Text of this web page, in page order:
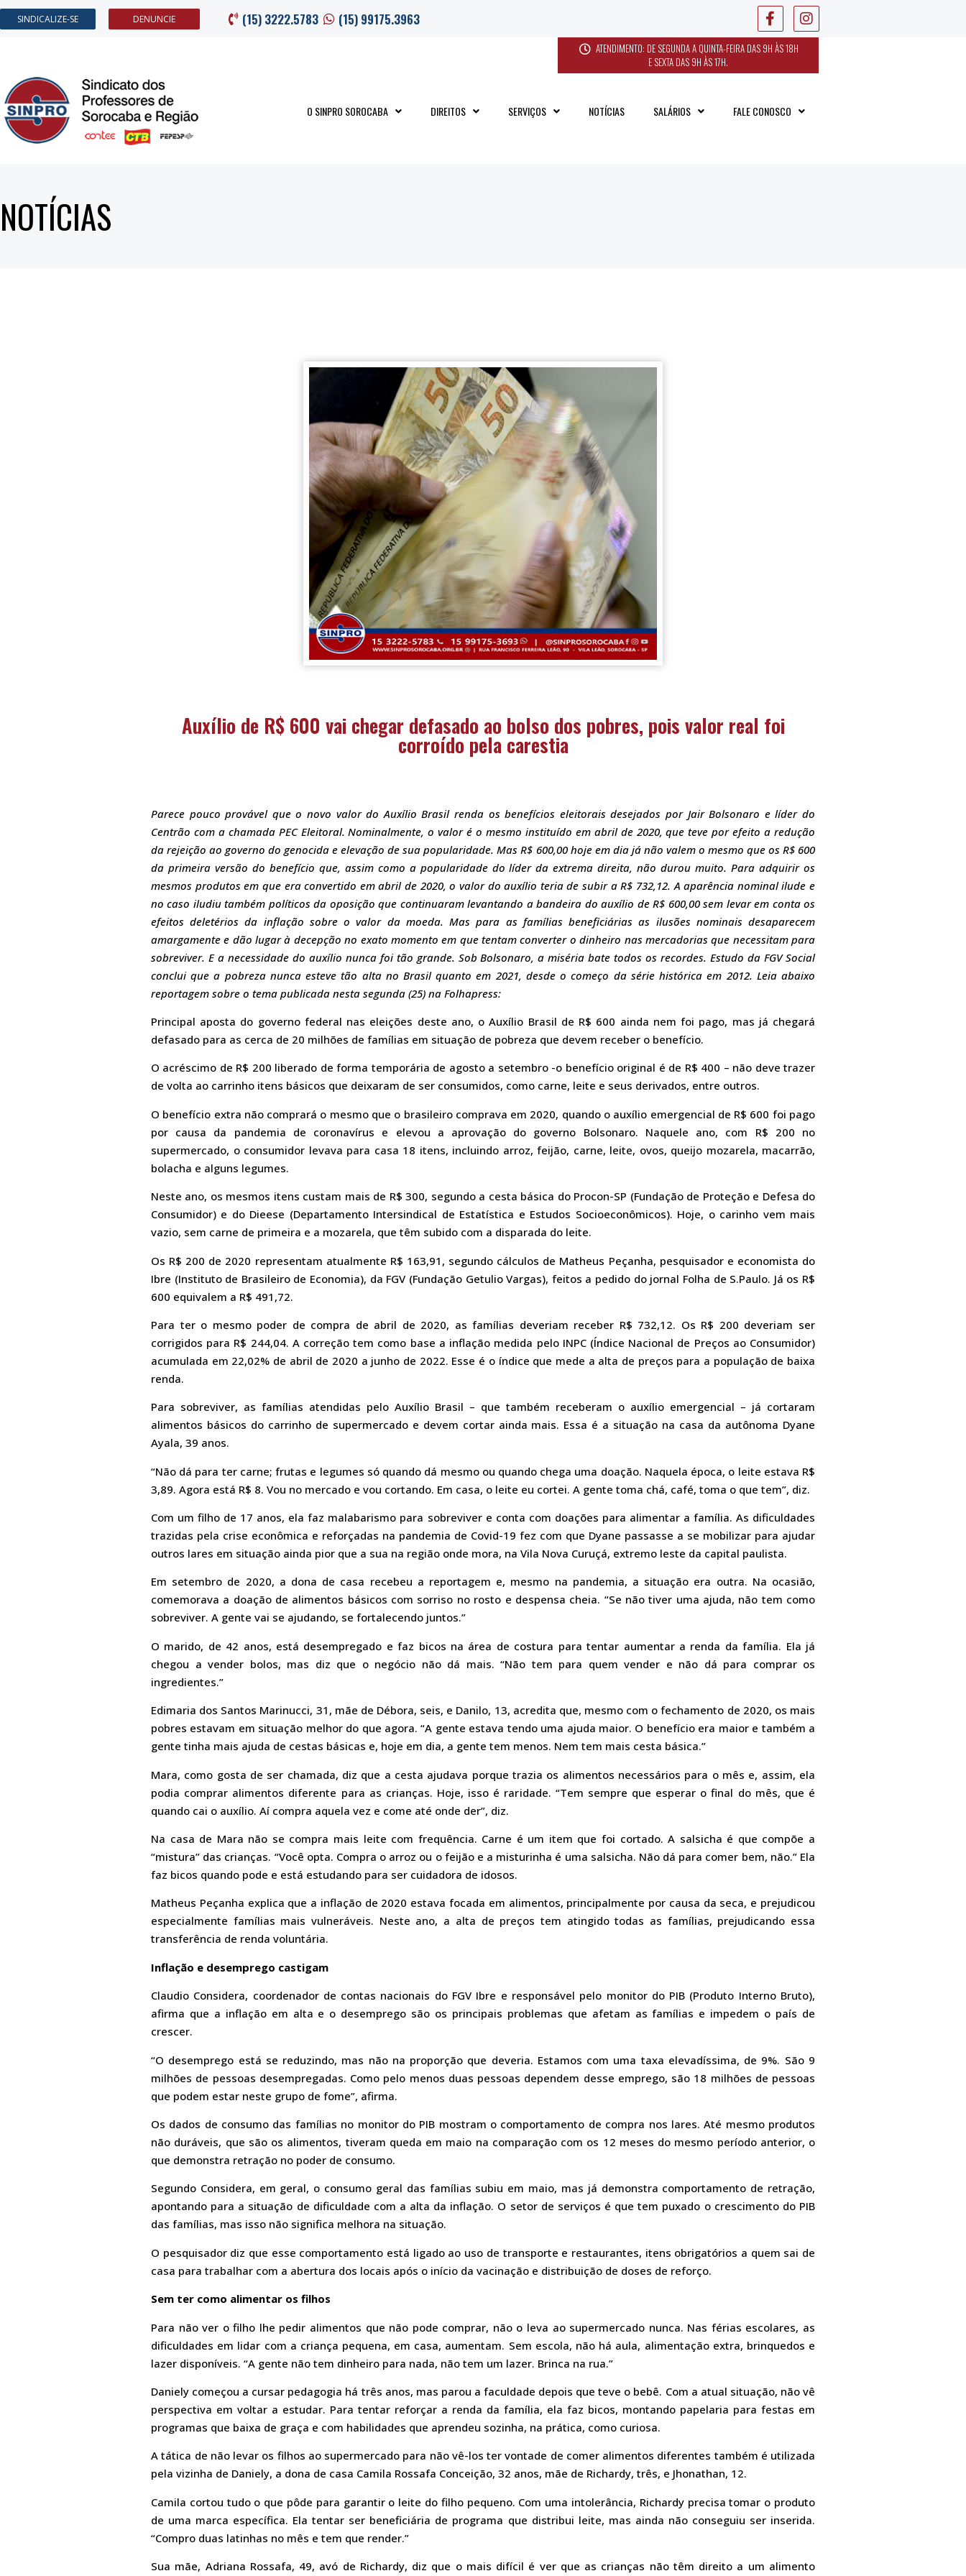
SINDICALIZE-SE DENUNCIE (15) 3222.5783 (15) 99175.3963
ATENDIMENTO: DE SEGUNDA A QUINTA-FEIRA DAS 9H ÀS 18H
E SEXTA DAS 9H ÀS 17H.
O SINPRO SOROCABA DIREITOS SERVIÇOS NOTÍCIAS SALÁRIOS FALE CONOSCO
NOTÍCIAS
Auxílio de R$ 600 vai chegar defasado ao bolso dos pobres, pois valor real foi
corroído pela carestia
Parece pouco provável que o novo valor do Auxílio Brasil renda os benefícios eleitorais desejados por Jair Bolsonaro e líder do
Centrão com a chamada PEC Eleitoral. Nominalmente, o valor é o mesmo instituído em abril de 2020, que teve por efeito a redução
da rejeição ao governo do genocida e elevação de sua popularidade. Mas R$ 600,00 hoje em dia já não valem o mesmo que os R$ 600
da primeira versão do benefício que, assim como a popularidade do líder da extrema direita, não durou muito. Para adquirir os
mesmos produtos em que era convertido em abril de 2020, o valor do auxílio teria de subir a R$ 732,12. A aparência nominal ilude e
no caso iludiu também políticos da oposição que continuaram levantando a bandeira do auxílio de R$ 600,00 sem levar em conta os
efeitos deletérios da inflação sobre o valor da moeda. Mas para as famílias beneficiárias as ilusões nominais desaparecem
amargamente e dão lugar à decepção no exato momento em que tentam converter o dinheiro nas mercadorias que necessitam para
sobreviver. E a necessidade do auxílio nunca foi tão grande. Sob Bolsonaro, a miséria bate todos os recordes. Estudo da FGV Social
conclui que a pobreza nunca esteve tão alta no Brasil quanto em 2021, desde o começo da série histórica em 2012. Leia abaixo
reportagem sobre o tema publicada nesta segunda (25) na Folhapress:
Principal aposta do governo federal nas eleições deste ano, o Auxílio Brasil de R$ 600 ainda nem foi pago, mas já chegará
defasado para as cerca de 20 milhões de famílias em situação de pobreza que devem receber o benefício.
O acréscimo de R$ 200 liberado de forma temporária de agosto a setembro -o benefício original é de R$ 400 – não deve trazer
de volta ao carrinho itens básicos que deixaram de ser consumidos, como carne, leite e seus derivados, entre outros.
O benefício extra não comprará o mesmo que o brasileiro comprava em 2020, quando o auxílio emergencial de R$ 600 foi pago
por causa da pandemia de coronavírus e elevou a aprovação do governo Bolsonaro. Naquele ano, com R$ 200 no
supermercado, o consumidor levava para casa 18 itens, incluindo arroz, feijão, carne, leite, ovos, queijo mozarela, macarrão,
bolacha e alguns legumes.
Neste ano, os mesmos itens custam mais de R$ 300, segundo a cesta básica do Procon-SP (Fundação de Proteção e Defesa do
Consumidor) e do Dieese (Departamento Intersindical de Estatística e Estudos Socioeconômicos). Hoje, o carinho vem mais
vazio, sem carne de primeira e a mozarela, que têm subido com a disparada do leite.
Os R$ 200 de 2020 representam atualmente R$ 163,91, segundo cálculos de Matheus Peçanha, pesquisador e economista do
Ibre (Instituto de Brasileiro de Economia), da FGV (Fundação Getulio Vargas), feitos a pedido do jornal Folha de S.Paulo. Já os R$
600 equivalem a R$ 491,72.
Para ter o mesmo poder de compra de abril de 2020, as famílias deveriam receber R$ 732,12. Os R$ 200 deveriam ser
corrigidos para R$ 244,04. A correção tem como base a inflação medida pelo INPC (Índice Nacional de Preços ao Consumidor)
acumulada em 22,02% de abril de 2020 a junho de 2022. Esse é o índice que mede a alta de preços para a população de baixa
renda.
Para sobreviver, as famílias atendidas pelo Auxílio Brasil – que também receberam o auxílio emergencial – já cortaram
alimentos básicos do carrinho de supermercado e devem cortar ainda mais. Essa é a situação na casa da autônoma Dyane
Ayala, 39 anos.
“Não dá para ter carne; frutas e legumes só quando dá mesmo ou quando chega uma doação. Naquela época, o leite estava R$
3,89. Agora está R$ 8. Vou no mercado e vou cortando. Em casa, o leite eu cortei. A gente toma chá, café, toma o que tem”, diz.
Com um filho de 17 anos, ela faz malabarismo para sobreviver e conta com doações para alimentar a família. As dificuldades
trazidas pela crise econômica e reforçadas na pandemia de Covid-19 fez com que Dyane passasse a se mobilizar para ajudar
outros lares em situação ainda pior que a sua na região onde mora, na Vila Nova Curuçá, extremo leste da capital paulista.
Em setembro de 2020, a dona de casa recebeu a reportagem e, mesmo na pandemia, a situação era outra. Na ocasião,
comemorava a doação de alimentos básicos com sorriso no rosto e despensa cheia. “Se não tiver uma ajuda, não tem como
sobreviver. A gente vai se ajudando, se fortalecendo juntos.”
O marido, de 42 anos, está desempregado e faz bicos na área de costura para tentar aumentar a renda da família. Ela já
chegou a vender bolos, mas diz que o negócio não dá mais. “Não tem para quem vender e não dá para comprar os
ingredientes.”
Edimaria dos Santos Marinucci, 31, mãe de Débora, seis, e Danilo, 13, acredita que, mesmo com o fechamento de 2020, os mais
pobres estavam em situação melhor do que agora. “A gente estava tendo uma ajuda maior. O benefício era maior e também a
gente tinha mais ajuda de cestas básicas e, hoje em dia, a gente tem menos. Nem tem mais cesta básica.”
Mara, como gosta de ser chamada, diz que a cesta ajudava porque trazia os alimentos necessários para o mês e, assim, ela
podia comprar alimentos diferente para as crianças. Hoje, isso é raridade. “Tem sempre que esperar o final do mês, que é
quando cai o auxílio. Aí compra aquela vez e come até onde der”, diz.
Na casa de Mara não se compra mais leite com frequência. Carne é um item que foi cortado. A salsicha é que compõe a
“mistura” das crianças. “Você opta. Compra o arroz ou o feijão e a misturinha é uma salsicha. Não dá para comer bem, não.” Ela
faz bicos quando pode e está estudando para ser cuidadora de idosos.
Matheus Peçanha explica que a inflação de 2020 estava focada em alimentos, principalmente por causa da seca, e prejudicou
especialmente famílias mais vulneráveis. Neste ano, a alta de preços tem atingido todas as famílias, prejudicando essa
transferência de renda voluntária.
Inflação e desemprego castigam
Claudio Considera, coordenador de contas nacionais do FGV Ibre e responsável pelo monitor do PIB (Produto Interno Bruto),
afirma que a inflação em alta e o desemprego são os principais problemas que afetam as famílias e impedem o país de
crescer.
“O desemprego está se reduzindo, mas não na proporção que deveria. Estamos com uma taxa elevadíssima, de 9%. São 9
milhões de pessoas desempregadas. Como pelo menos duas pessoas dependem desse emprego, são 18 milhões de pessoas
que podem estar neste grupo de fome”, afirma.
Os dados de consumo das famílias no monitor do PIB mostram o comportamento de compra nos lares. Até mesmo produtos
não duráveis, que são os alimentos, tiveram queda em maio na comparação com os 12 meses do mesmo período anterior, o
que demonstra retração no poder de consumo.
Segundo Considera, em geral, o consumo geral das famílias subiu em maio, mas já demonstra comportamento de retração,
apontando para a situação de dificuldade com a alta da inflação. O setor de serviços é que tem puxado o crescimento do PIB
das famílias, mas isso não significa melhora na situação.
O pesquisador diz que esse comportamento está ligado ao uso de transporte e restaurantes, itens obrigatórios a quem sai de
casa para trabalhar com a abertura dos locais após o início da vacinação e distribuição de doses de reforço.
Sem ter como alimentar os filhos
Para não ver o filho lhe pedir alimentos que não pode comprar, não o leva ao supermercado nunca. Nas férias escolares, as
dificuldades em lidar com a criança pequena, em casa, aumentam. Sem escola, não há aula, alimentação extra, brinquedos e
lazer disponíveis. “A gente não tem dinheiro para nada, não tem um lazer. Brinca na rua.”
Daniely começou a cursar pedagogia há três anos, mas parou a faculdade depois que teve o bebê. Com a atual situação, não vê
perspectiva em voltar a estudar. Para tentar reforçar a renda da família, ela faz bicos, montando papelaria para festas em
programas que baixa de graça e com habilidades que aprendeu sozinha, na prática, como curiosa.
A tática de não levar os filhos ao supermercado para não vê-los ter vontade de comer alimentos diferentes também é utilizada
pela vizinha de Daniely, a dona de casa Camila Rossafa Conceição, 32 anos, mãe de Richardy, três, e Jhonathan, 12.
Camila cortou tudo o que pôde para garantir o leite do filho pequeno. Com uma intolerância, Richardy precisa tomar o produto
de uma marca específica. Ela tentar ser beneficiária de programa que distribui leite, mas ainda não conseguiu ser inserida.
“Compro duas latinhas no mês e tem que render.”
Sua mãe, Adriana Rossafa, 49, avó de Richardy, diz que o mais difícil é ver que as crianças não têm direito a um alimento